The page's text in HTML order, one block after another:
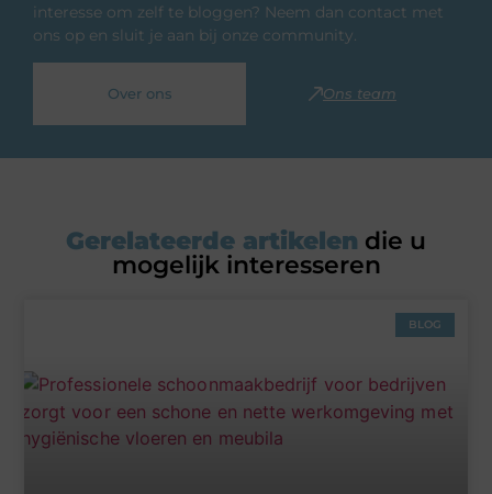
interesse om zelf te bloggen? Neem dan contact met
ons op en sluit je aan bij onze community.
Over ons Ons team
Gerelateerde artikelen die u
mogelijk interesseren
BLOG